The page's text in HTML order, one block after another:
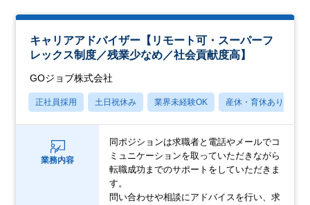
キャリアアドバイザー【リモート可・スーパーフ
レックス制度／残業少なめ／社会貢献度高】
GOジョブ株式会社
正社員採用 土日祝休み 業界未経験OK 産休・育休あり
業務内容
同ポジションは求職者と電話やメールでコ
ミュニケーションを取っていただきながら
転職成功までのサポートをしていただきま
す。
問い合わせや相談にアドバイスを行い、求